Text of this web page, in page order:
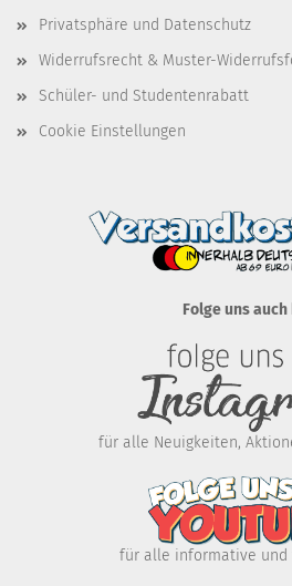
Privatsphäre und Datenschutz
Widerrufsrecht & Muster-
Schüler- und Studentenrabatt
Cookie Einstellungen
Folge uns auch
für alle Neuigkeiten,
für alle informative und